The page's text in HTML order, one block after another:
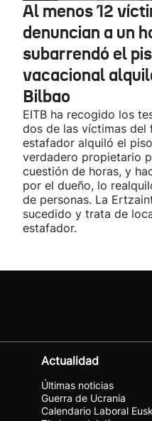
Al menos 12
denuncian a un
subarrendó el
vacacional
Bilbao
EITB ha recogido los
dos de las víctimas del
estafador alquiló el
verdadero propietario
cuestión de horas, y
por el dueño, lo
de personas. La
sucedido y trata de
estafador.
Actualidad
Últimas noticias
Guerra de Ucrania
Calendario Laboral